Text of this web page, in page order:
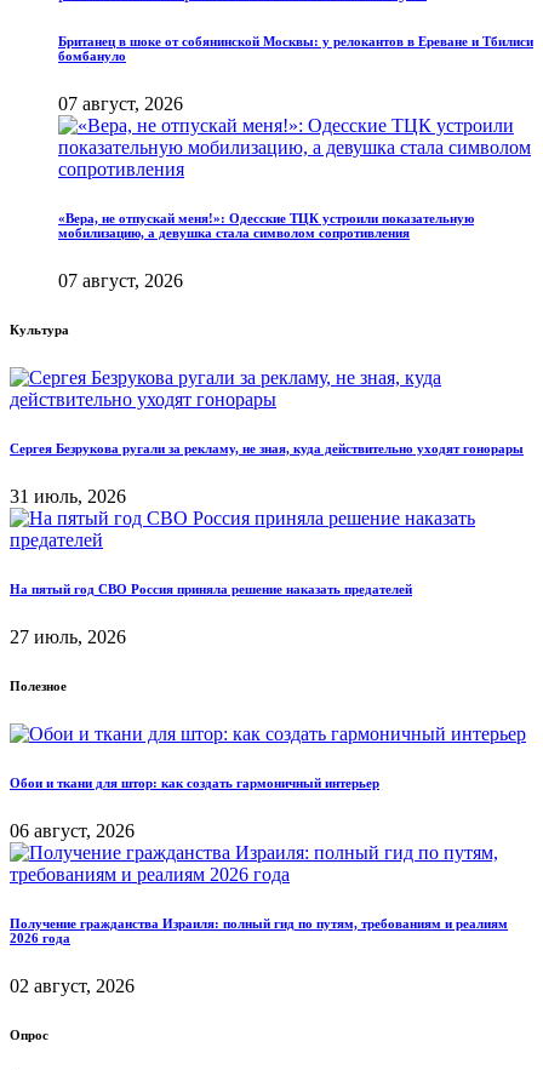
Британец в шоке от собянинской Москвы: у релокантов в Ереване и Тбилиси
бомбануло
07 август, 2026
«Вера, не отпускай меня!»: Одесские ТЦК устроили показательную
мобилизацию, а девушка стала символом сопротивления
07 август, 2026
Культура
Сергея Безрукова ругали за рекламу, не зная, куда действительно уходят гонорары
31 июль, 2026
На пятый год СВО Россия приняла решение наказать предателей
27 июль, 2026
Полезное
Обои и ткани для штор: как создать гармоничный интерьер
06 август, 2026
Получение гражданства Израиля: полный гид по путям, требованиям и реалиям
2026 года
02 август, 2026
Опрос